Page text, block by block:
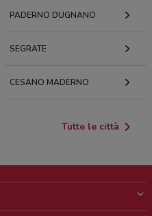
PADERNO DUGNANO
SEGRATE
CESANO MADERNO
Tutte le città